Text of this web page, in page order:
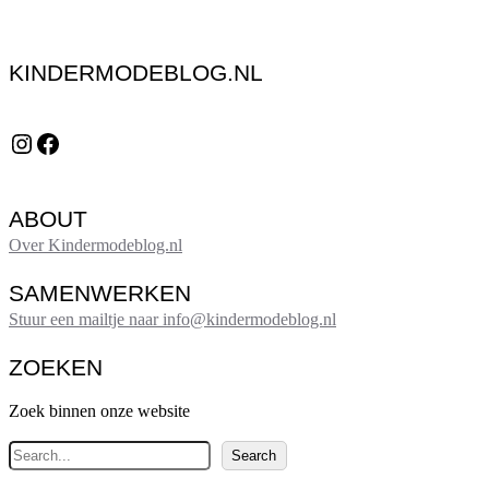
KINDERMODEBLOG.NL
Instagram Facebook
ABOUT
Over Kindermodeblog.nl
SAMENWERKEN
Stuur een mailtje naar info@kindermodeblog.nl
ZOEKEN
Zoek binnen onze website
Z
o
Search